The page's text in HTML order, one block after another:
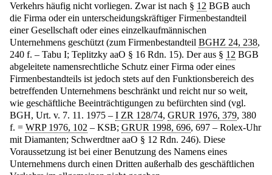
Verkehrs häufig nicht vorliegen. Zwar ist nach § 12 BGB auch
die Firma oder ein unterscheidungskräftiger Firmenbestandteil
einer Gesellschaft oder eines einzelkaufmännischen
Unternehmens geschützt (zum Firmenbestandteil BGHZ 24, 238,
240 f. – Tabu I; Teplitzky aaO § 16 Rdn. 15). Der aus § 12 BGB
abgeleitete namensrechtliche Schutz einer Firma oder eines
Firmenbestandteils ist jedoch stets auf den Funktionsbereich des
betreffenden Unternehmens beschränkt und reicht nur so weit,
wie geschäftliche Beeinträchtigungen zu befürchten sind (vgl.
BGH, Urt. v. 7. 11. 1975 – I ZR 128/74, GRUR 1976, 379, 380
f. = WRP 1976, 102 – KSB; GRUR 1998, 696, 697 – Rolex-Uhr
mit Diamanten; Schwerdtner aaO § 12 Rdn. 246). Diese
Voraussetzung ist bei einer Benutzung des Namens eines
Unternehmens durch einen Dritten außerhalb des geschäftlichen